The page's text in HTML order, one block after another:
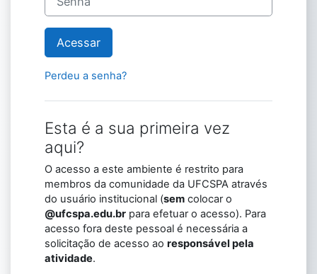
Acessar
Perdeu a senha?
Esta é a sua primeira vez
aqui?
O acesso a este ambiente é restrito para
membros da comunidade da UFCSPA através
do usuário institucional (sem colocar o
@ufcspa.edu.br para efetuar o acesso). Para
acesso fora deste pessoal é necessária a
solicitação de acesso ao responsável pela
atividade.